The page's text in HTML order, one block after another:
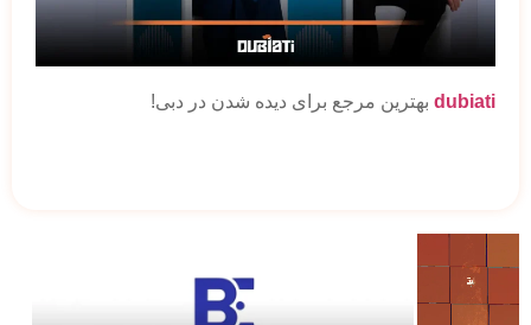
dubiati بهترین مرجع برای دیده شدن در دبی!